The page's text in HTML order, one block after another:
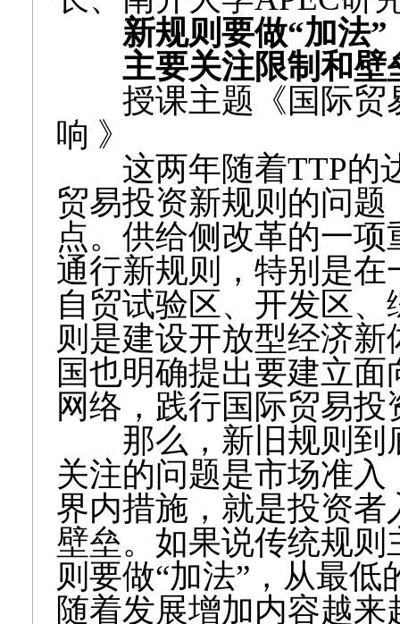
新规则要做“加法”
主要关注限制和壁
授课主题《国际贸
响 》
这两年随着TTP的
贸易投资新规则的问
点。供给侧改革的一
通行新规则，特别是
自贸试验区、开发区
则是建设开放型经济
国也明确提出要建立
网络，践行国际贸易投
那么，新旧规则到
关注的问题是市场准
界内措施，就是投资
壁垒。如果说传统规则
则要做“加法”，从最
随着发展增加内容越